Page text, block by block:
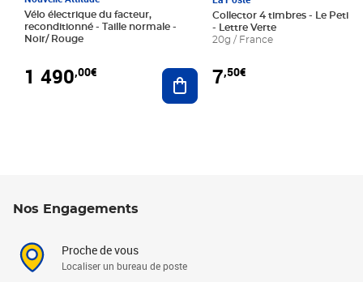
Vélo électrique du facteur,
reconditionné - Taille normale -
Noir/ Rouge
1 490,00€ Ajouter au panier
Collector 4 timbres - Le Petit
- Lettre Verte
20g / France
7,50€
Nos Engagements
Proche de vous
Localiser un bureau de poste